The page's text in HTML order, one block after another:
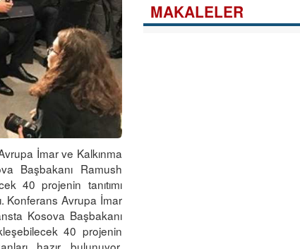
İmar ve Kalkınma
Başbakanı Ramush
40 projenin tanıtımı
Konferans Avrupa İmar
Kosova Başbakanı
40 projenin
MAKALELER